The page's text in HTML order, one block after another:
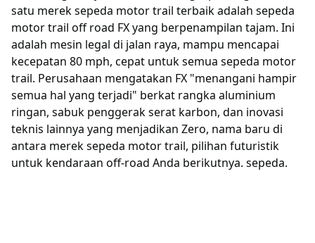
satu merek sepeda motor trail terbaik adalah sepeda
motor trail off road FX yang berpenampilan tajam. Ini
adalah mesin legal di jalan raya, mampu mencapai
kecepatan 80 mph, cepat untuk semua sepeda motor
trail. Perusahaan mengatakan FX "menangani hampir
semua hal yang terjadi" berkat rangka aluminium
ringan, sabuk penggerak serat karbon, dan inovasi
teknis lainnya yang menjadikan Zero, nama baru di
antara merek sepeda motor trail, pilihan futuristik
untuk kendaraan off-road Anda berikutnya. sepeda.